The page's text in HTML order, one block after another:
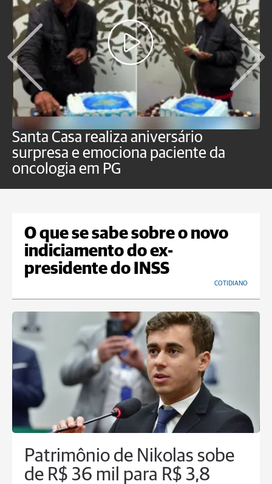
Santa Casa realiza aniversário
surpresa e emociona paciente da
oncologia em PG
O que se sabe sobre o novo
indiciamento do ex-
presidente do INSS
COTIDIANO
Patrimônio de Nikolas sobe
de R$ 36 mil para R$ 3,8